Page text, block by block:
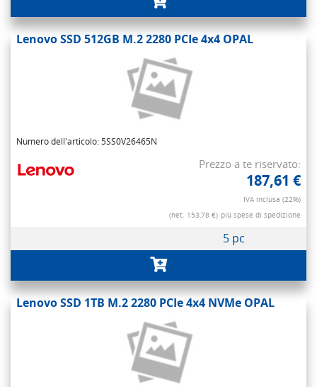
Lenovo SSD 512GB M.2 2280 PCIe 4x4 OPAL
Numero dell'articolo: 5SS0V26465N
Prezzo a te riservato:
187,61 €
IVA inclusa (22%)
(net. 153,78 €) più spese di spedizione
5 pc
Lenovo SSD 1TB M.2 2280 PCIe 4x4 NVMe OPAL